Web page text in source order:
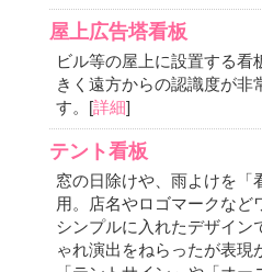
屋上広告塔看板
ビル等の屋上に設置する看
きく遠方からの認識度が非
す。[詳細]
テント看板
窓の日除けや、雨よけを「
用。店名やロゴマークなど
シンプルに入れたデザイン
ゃれ演出をねらったが表現